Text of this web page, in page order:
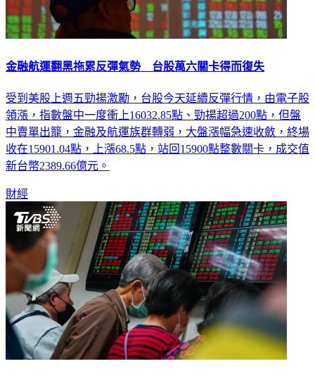
金融航運翻黑拖累反彈氣勢 台股萬六關卡得而復失
受到美股上週五勁揚激勵，台股今天延續反彈行情，由電子股
領漲，指數盤中一度衝上16032.85點、勁揚超過200點，但盤
中賣單出籠，金融及航運族群轉弱，大盤漲幅急速收斂，終場
收在15901.04點，上漲68.5點，站回15900點整數關卡，成交值
新台幣2389.66億元。
財經